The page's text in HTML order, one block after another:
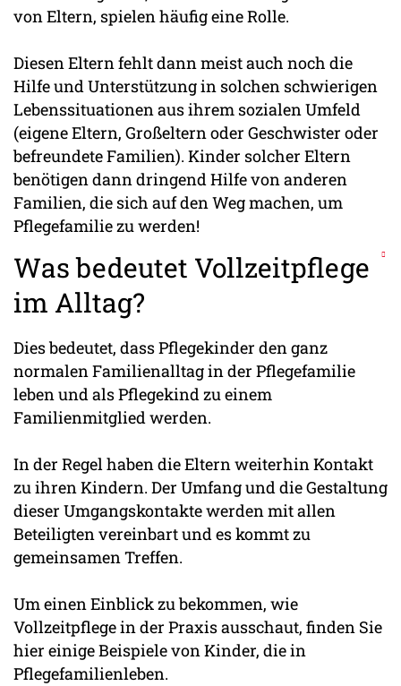
von Eltern, spielen häufig eine Rolle.
Diesen Eltern fehlt dann meist auch noch die
Hilfe und Unterstützung in solchen schwierigen
Lebenssituationen aus ihrem sozialen Umfeld
(eigene Eltern, Großeltern oder Geschwister oder
befreundete Familien). Kinder solcher Eltern
benötigen dann dringend Hilfe von anderen
Familien, die sich auf den Weg machen, um
Pflegefamilie zu werden!
Was bedeutet Vollzeitpflege
im Alltag?
Dies bedeutet, dass Pflegekinder den ganz
normalen Familienalltag in der Pflegefamilie
leben und als Pflegekind zu einem
Familienmitglied werden.
In der Regel haben die Eltern weiterhin Kontakt
zu ihren Kindern. Der Umfang und die Gestaltung
dieser Umgangskontakte werden mit allen
Beteiligten vereinbart und es kommt zu
gemeinsamen Treffen.
Um einen Einblick zu bekommen, wie
Vollzeitpflege in der Praxis ausschaut, finden Sie
hier einige Beispiele von Kinder, die in
Pflegefamilienleben.